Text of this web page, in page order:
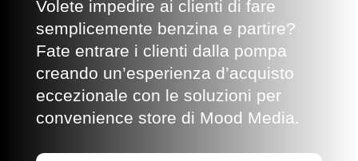
Volete impedire ai clienti di fare
semplicemente benzina e partire?
Fate entrare i clienti dalla pompa
creando un’esperienza d’acquisto
eccezionale con le soluzioni per
convenience store di Mood Media.